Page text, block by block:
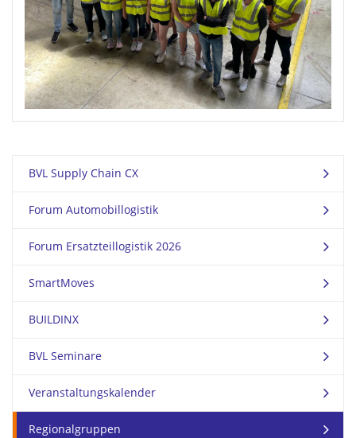
BVL Supply Chain CX
Forum Automobillogistik
Forum Ersatzteillogistik 2026
SmartMoves
BUILDINX
BVL Seminare
Veranstaltungskalender
Regionalgruppen